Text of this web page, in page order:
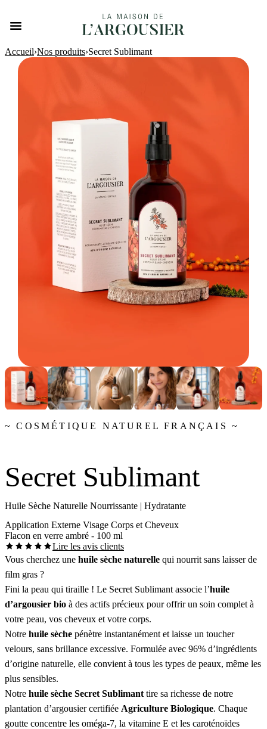
Secret Sublimant
Accueil›Nos produits›Secret Sublimant
~ COSMÉTIQUE NATUREL FRANÇAIS ~
Secret Sublimant
Huile Sèche Naturelle Nourrissante | Hydratante
Application Externe Visage Corps et Cheveux
Flacon en verre ambré - 100 ml
Lire les avis clients
Vous cherchez une huile sèche naturelle qui nourrit sans laisser de
film gras ?
Fini la peau qui tiraille ! Le Secret Sublimant associe l’huile
d’argousier bio à des actifs précieux pour offrir un soin complet à
votre peau, vos cheveux et votre corps.
Notre huile sèche pénètre instantanément et laisse un toucher
velours, sans brillance excessive. Formulée avec 96% d’ingrédients
d’origine naturelle, elle convient à tous les types de peaux, même les
plus sensibles.
Notre huile sèche Secret Sublimant tire sa richesse de notre
plantation d’argousier certifiée Agriculture Biologique. Chaque
goutte concentre les oméga-7, la vitamine E et les caroténoïdes